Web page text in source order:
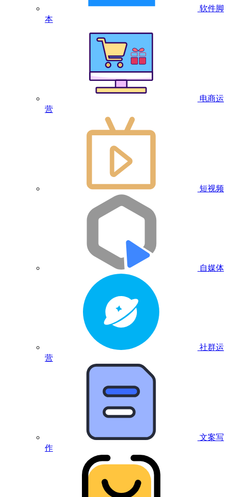
软件脚
本
电商运
营
短视频
自媒体
社群运
营
文案写
作